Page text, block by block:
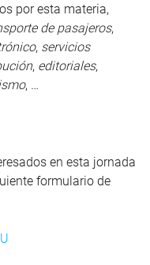
por esta materia,
de pasajeros,
, servicios
, editoriales,
, …
en esta jornada
formulario de